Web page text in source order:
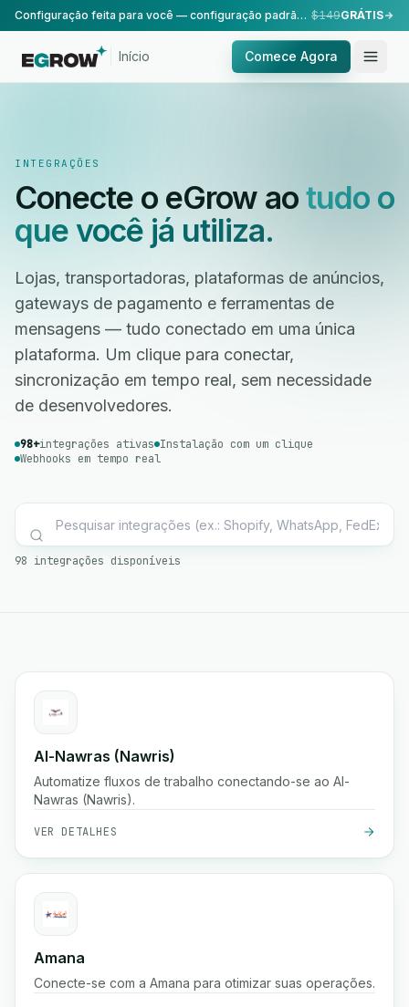
Configuração feita para você — configuração padrão, realizada pela nossa equipe. $149GRÁTIS
Início Comece Agora
INTEGRAÇÕES
Conecte o eGrow aotudo o
que você já utiliza.
Lojas, transportadoras, plataformas de anúncios,
gateways de pagamento e ferramentas de
mensagens — tudo conectado em uma única
plataforma. Um clique para conectar,
sincronização em tempo real, sem necessidade
de desenvolvedores.
98+integrações ativas Instalação com um clique
Webhooks em tempo real
98 integrações disponíveis
Al-Nawras (Nawris)
Automatize fluxos de trabalho conectando-se ao Al-
Nawras (Nawris).
VER DETALHES
Amana
Conecte-se com a Amana para otimizar suas operações.